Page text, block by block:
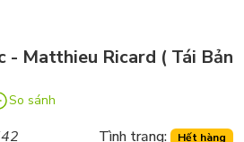
- Matthieu Ricard ( Tái Bản
So sánh
Tình trạng: Hết hàng